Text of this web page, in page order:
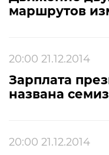
маршрутов
20:00 21.12.2014
Зарплата
названа
20:00 21.12.2014